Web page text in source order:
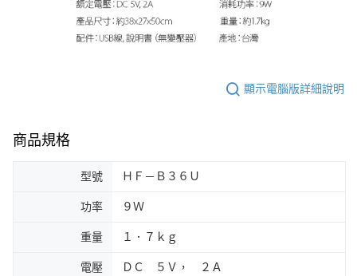
顯示電腦版詳細說明
商品規格
型號 ＨＦ－Ｂ３６Ｕ
功率 ９Ｗ
重量 １．７ｋｇ
電壓 ＤＣ ５Ｖ， ２Ａ